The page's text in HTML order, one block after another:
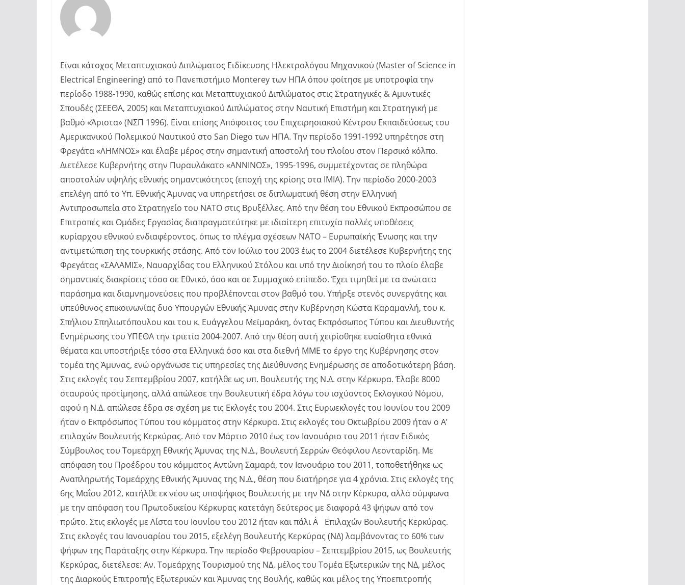
Είναι κάτοχος Μεταπτυχιακού Διπλώματος Ειδίκευσης Ηλεκτρολόγου Μηχανικού (Master of Science in
Electrical Engineering) από το Πανεπιστήμιο Monterey των ΗΠΑ όπου φοίτησε με υποτροφία την
περίοδο 1988-1990, καθώς επίσης και Μεταπτυχιακού Διπλώματος στις Στρατηγικές & Αμυντικές
Σπουδές (ΣΕΕΘΑ, 2005) και Μεταπτυχιακού Διπλώματος στην Ναυτική Επιστήμη και Στρατηγική με
βαθμό «Άριστα» (ΝΣΠ 1996). Είναι επίσης Απόφοιτος του Επιχειρησιακού Κέντρου Εκπαιδεύσεως του
Αμερικανικού Πολεμικού Ναυτικού στο San Diego των ΗΠΑ. Την περίοδο 1991-1992 υπηρέτησε στη
Φρεγάτα «ΛΗΜΝΟΣ» και έλαβε μέρος στην σημαντική αποστολή του πλοίου στον Περσικό κόλπο.
Διετέλεσε Κυβερνήτης στην Πυραυλάκατο «ΑΝΝΙΝΟΣ», 1995-1996, συμμετέχοντας σε πληθώρα
αποστολών υψηλής εθνικής σημαντικότητος (εποχή της κρίσης στα ΙΜΙΑ). Την περίοδο 2000-2003
επελέγη από το Υπ. Εθνικής Άμυνας να υπηρετήσει σε διπλωματική θέση στην Ελληνική
Αντιπροσωπεία στο Στρατηγείο του ΝΑΤΟ στις Βρυξέλλες. Από την θέση του Εθνικού Εκπροσώπου σε
Επιτροπές και Ομάδες Εργασίας διαπραγματεύτηκε με ιδιαίτερη επιτυχία πολλές υποθέσεις
κυρίαρχου εθνικού ενδιαφέροντος, όπως το πλέγμα σχέσεων ΝΑΤΟ – Ευρωπαϊκής Ένωσης και την
αντιμετώπιση της τουρκικής στάσης. Από τον Ιούλιο του 2003 έως το 2004 διετέλεσε Κυβερνήτης της
Φρεγάτας «ΣΑΛΑΜΙΣ», Ναυαρχίδας του Ελληνικού Στόλου και υπό την Διοίκησή του το πλοίο έλαβε
σημαντικές διακρίσεις τόσο σε Εθνικό, όσο και σε Συμμαχικό επίπεδο. Έχει τιμηθεί με τα ανώτατα
παράσημα και διαμνημονεύσεις που προβλέπονται στον βαθμό του. Υπήρξε στενός συνεργάτης και
υπεύθυνος επικοινωνίας δυο Υπουργών Εθνικής Άμυνας στην Κυβέρνηση Κώστα Καραμανλή, του κ.
Σπήλιου Σπηλιωτόπουλου και του κ. Ευάγγελου Μεϊμαράκη, όντας Εκπρόσωπος Τύπου και Διευθυντής
Ενημέρωσης του ΥΠΕΘΑ την τριετία 2004-2007. Από την θέση αυτή χειρίσθηκε ευαίσθητα εθνικά
θέματα και υποστήριξε τόσο στα Ελληνικά όσο και στα διεθνή ΜΜΕ το έργο της Κυβέρνησης στον
τομέα της Άμυνας, ενώ οργάνωσε τις υπηρεσίες της Διεύθυνσης Ενημέρωσης σε αποδοτικότερη βάση.
Στις εκλογές του Σεπτεμβρίου 2007, κατήλθε ως υπ. Βουλευτής της Ν.Δ. στην Κέρκυρα. Έλαβε 8000
σταυρούς προτίμησης, αλλά απώλεσε την Βουλευτική έδρα λόγω του ισχύοντος Εκλογικού Νόμου,
αφού η Ν.Δ. απώλεσε έδρα σε σχέση με τις Εκλογές του 2004. Στις Ευρωεκλογές του Ιουνίου του 2009
ήταν ο Εκπρόσωπος Τύπου του κόμματος στην Κέρκυρα. Στις εκλογές του Οκτωβρίου 2009 ήταν ο Α’
επιλαχών Βουλευτής Κερκύρας. Από τον Μάρτιο 2010 έως τον Ιανουάριο του 2011 ήταν Ειδικός
Σύμβουλος του Τομεάρχη Εθνικής Άμυνας της Ν.Δ., Βουλευτή Σερρών Θεόφιλου Λεονταρίδη. Με
απόφαση του Προέδρου του κόμματος Αντώνη Σαμαρά, τον Ιανουάριο του 2011, τοποθετήθηκε ως
Αναπληρωτής Τομεάρχης Εθνικής Άμυνας της Ν.Δ., θέση που διατήρησε για 4 χρόνια. Στις εκλογές της
6ης Μαΐου 2012, κατήλθε εκ νέου ως υποψήφιος Βουλευτής με την ΝΔ στην Κέρκυρα, αλλά σύμφωνα
με την απόφαση του Πρωτοδικείου Κέρκυρας κατετάγη δεύτερος με διαφορά 43 ψήφων από τον
πρώτο. Στις εκλογές με Λίστα του Ιουνίου του 2012 ήταν και πάλι Α΄ Επιλαχών Βουλευτής Κερκύρας.
Στις εκλογές του Ιανουαρίου του 2015, εξελέγη Βουλευτής Κερκύρας (ΝΔ) λαμβάνοντας το 60% των
ψήφων της Παράταξης στην Κέρκυρα. Την περίοδο Φεβρουαρίου – Σεπτεμβρίου 2015, ως Βουλευτής
Κερκύρας, διετέλεσε: Αν. Τομεάρχης Τουρισμού της ΝΔ, μέλος του Τομέα Εξωτερικών της ΝΔ, μέλος
της Διαρκούς Επιτροπής Εξωτερικών και Άμυνας της Βουλής, καθώς και μέλος της Υποεπιτροπής